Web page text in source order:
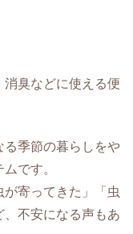
臭などに使える便
る季節の暮らしをや
です。
寄ってきた」「虫
、不安になる声もあ